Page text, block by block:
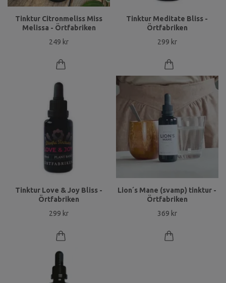
Tinktur Citronmeliss Miss
Melissa - Örtfabriken
249 kr
Tinktur Meditate Bliss -
Örtfabriken
299 kr
Tinktur Love & Joy Bliss -
Örtfabriken
299 kr
Lion´s Mane (svamp) tinktur -
Örtfabriken
369 kr